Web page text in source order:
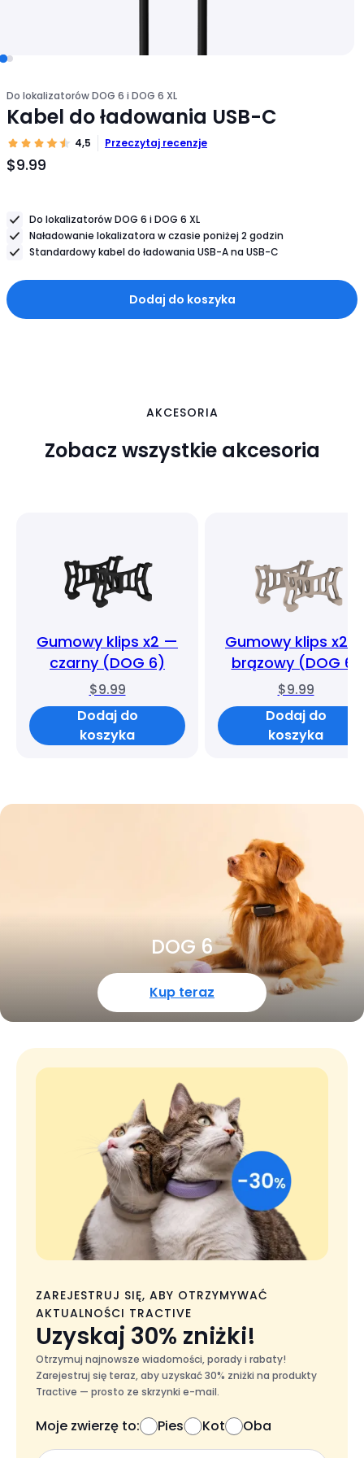
Do lokalizatorów DOG 6 i DOG 6 XL
Kabel do ładowania USB-C
4,5 Przeczytaj recenzje
$9.99
Cena
$9.99Do lokalizatorów DOG 6 i DOG 6 XL
Naładowanie lokalizatora w czasie poniżej 2 godzin
Standardowy kabel do ładowania USB-A na USB-C
Dodaj do koszyka
AKCESORIA
Zobacz wszystkie akcesoria
Gumowy klips x2 —
czarny (DOG 6)
$9.99
Dodaj do
koszyka
Gumowy klips x2
brązowy (DOG 6)
$9.99
Dodaj do
koszyka
DOG 6
Kup teraz
ZAREJESTRUJ SIĘ, ABY OTRZYMYWAĆ
AKTUALNOŚCI TRACTIVE
Uzyskaj 30% zniżki!
Otrzymuj najnowsze wiadomości, porady i rabaty!
Zarejestruj się teraz, aby uzyskać 30% zniżki na produkty
Tractive — prosto ze skrzynki e-mail.
Moje zwierzę to: Pies Kot Oba